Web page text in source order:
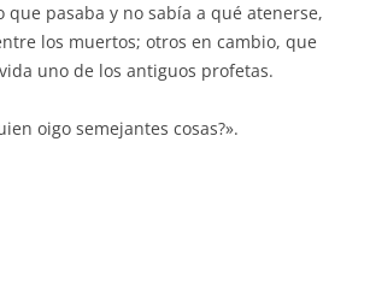
para
aumentar
o
pasaba y no sabía a qué atenerse,
los muertos; otros en cambio, que
uno de los antiguos profetas.
oigo semejantes cosas?».